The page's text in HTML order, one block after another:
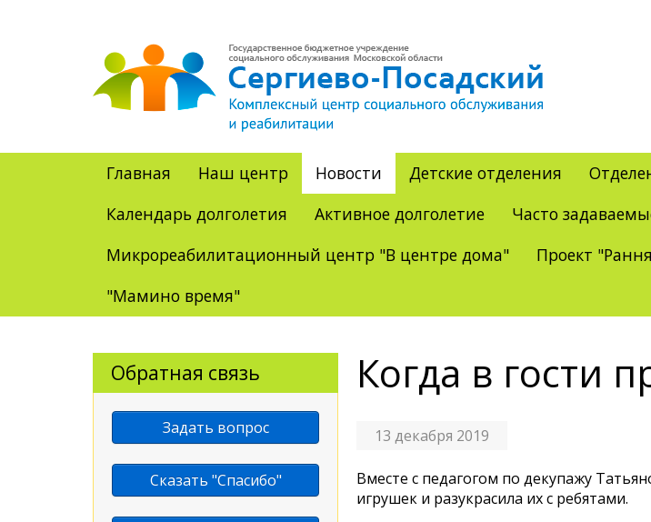
Главная Наш центр Новости Детские отделения
Календарь долголетия
Активное долголетие Часто
Микрореабилитационный центр "В центре дома"
Проект
"Мамино время"
Когда в гости
13 декабря 2019
Вместе с педагогом по декупажу
игрушек и разукрасила их с ребятами.
Обратная связь
Задать вопрос
Сказать "Спасибо"